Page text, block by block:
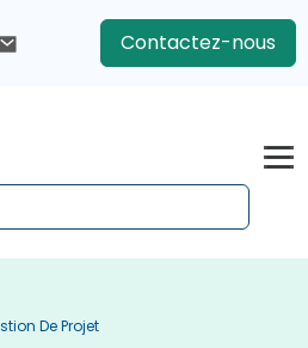
Contactez-nous
De Projet